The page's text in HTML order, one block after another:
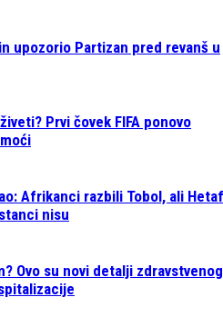
upozorio Partizan pred revanš u
Prvi čovek FIFA ponovo
Afrikanci razbili Tobol, ali
nisu
Ovo su novi detalji zdravstvenog